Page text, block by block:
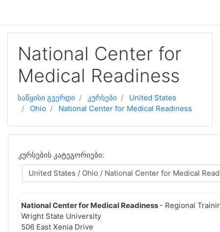
National Center for
Medical Readiness
საწყისი გვერდი კურსები
United States
Ohio
National Center for Medical Readiness
კურსების კატეგორიები:
National Center for Medical Readiness - Regional
Wright State University
506 East Xenia Drive